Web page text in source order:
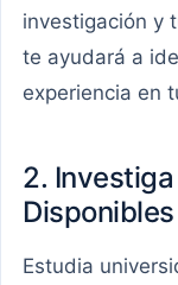
investigación y
te ayudará a
experiencia en
2.
Disponibles
Estudia